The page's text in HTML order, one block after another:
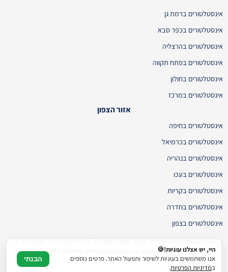
אינסטלטורים ברמת גן
אינסטלטורים בכפר סבא
אינסטלטורים בהרצליה
אינסטלטורים בפתח תקווה
אינסטלטורים בחולון
אינסטלטורים במרכז
אזור הצפון
אינסטלטורים בחיפה
אינסטלטורים בכרמיאל
אינסטלטורים בנהריה
אינסטלטורים בעכו
אינסטלטורים בקריות
אינסטלטורים בחדרה
אינסטלטורים בצפון
piperpiper.co.il@gmail.com | טלפון: 077-3633609היי, יש אצלנו עוגיות!🍪
אנו משתמשים בעוגיות לשיפור ותפעול האתר. פרטים נוספים
במדיניות הפרטיות.
הבנתי